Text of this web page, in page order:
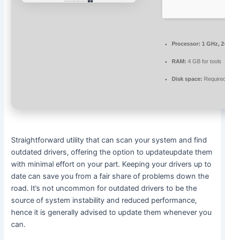
Processor: 1 GHz,
RAM: 4 GB for tools
Disk space:
Straightforward utility that can scan your system and find
outdated drivers, offering the option to updateupdate them
with minimal effort on your part. Keeping your drivers up to
date can save you from a fair share of problems down the
road. It’s not uncommon for outdated drivers to be the
source of system instability and reduced performance,
hence it is generally advised to update them whenever you
can.